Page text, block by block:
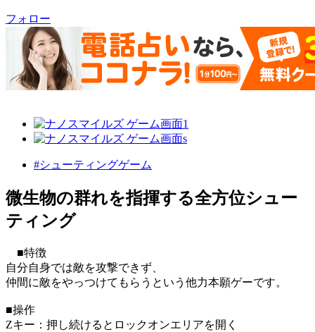
フォロー
#シューティングゲーム
微生物の群れを指揮する全方位シュー
ティング
■特徴
自分自身では敵を攻撃できず、
仲間に敵をやっつけてもらうという他力本願ゲーです。
■操作
Zキー：押し続けるとロックオンエリアを開く